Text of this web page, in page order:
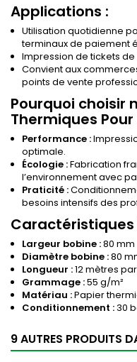
Applications :
Utilisation quotidienne
terminaux de paiement
Impression de tickets
Convient aux
points de vente
Pourquoi choisir
Thermiques
Performance :
optimale.
Écologie :Fabrication
l’environnement avec
Praticité :
besoins intensifs des
Largeur bobine :80 mm
Diamètre bobine :80
Longueur :12 mètres
Grammage :55 g/m²
Matériau :Papier
Conditionnement :30
9 AUTRES PRODUITS